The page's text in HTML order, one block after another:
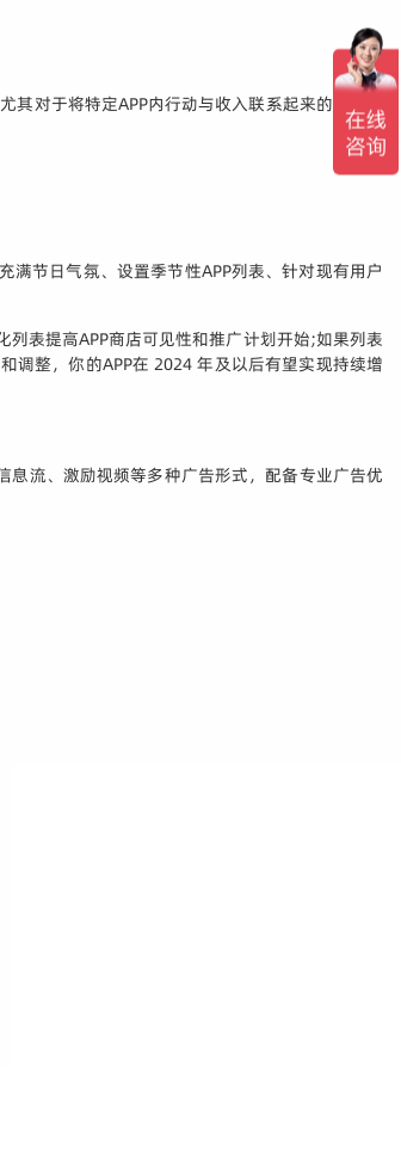
其对于将特定APP内行动与收入联系起来的情况，
满节日气氛、设置季节性APP列表、针对现有用户
表提高APP商店可见性和推广计划开始;如果列表
调整，你的APP在 2024 年及以后有望实现持续增
流、激励视频等多种广告形式，配备专业广告优